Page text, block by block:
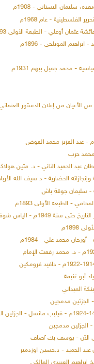
سليمان البستاني - 1908م
- عام 1968م
عثمان أوغلي - الطبعة الأولى 1993م
المويلحي - 1896م
- محمد جميل بيهم 1931م
الأعيان من إعلان الدستور
محمد حرب
عبد الحميد الثاني - د. متين
الحضارية - د سيف الله
- سليمان جوقة باش
- الطبعة الأولى 1893م
- الياس شوفاني
محمد علي - 1984م
أبو غنيمة
الميداني
الآن - يوسف بك آصاف
الحميد - د.حسين اوزدمير
عند انتهاء الحرب العالمية الأولى عام 1918، انسحبت
و قد كان
وخمسة
جندي عربي
(The Scottish Rite)
لا تزال